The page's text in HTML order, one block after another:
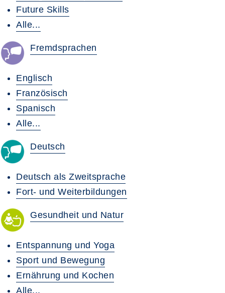
Future Skills
Alle...
Fremdsprachen
Englisch
Französisch
Spanisch
Alle...
Deutsch
Deutsch als Zweitsprache
Fort- und Weiterbildungen
Gesundheit und Natur
Entspannung und Yoga
Sport und Bewegung
Ernährung und Kochen
Alle...